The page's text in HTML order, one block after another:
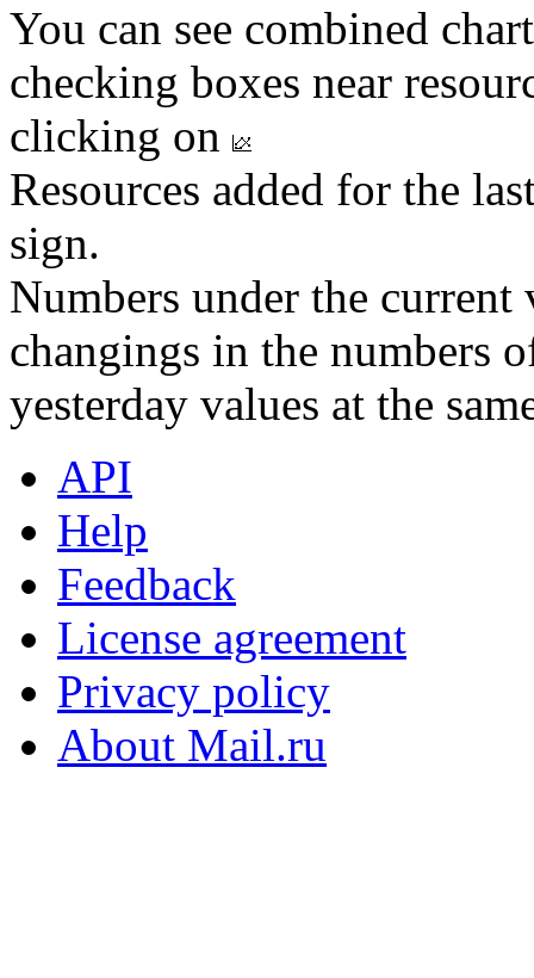
You can see combined
checking boxes near
clicking on
Resources added for the
sign.
Numbers under the
changings in the numbers
yesterday values at the
API
Help
Feedback
License agreement
Privacy policy
About Mail.ru